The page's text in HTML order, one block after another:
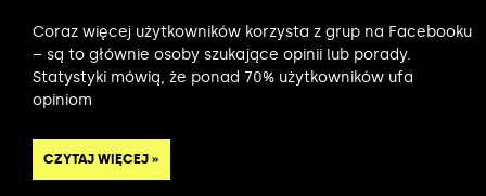
Coraz więcej użytkowników korzysta z grup na Facebooku
– są to głównie osoby szukające opinii lub porady.
Statystyki mówią, że ponad 70% użytkowników ufa
opiniom
CZYTAJ WIĘCEJ »